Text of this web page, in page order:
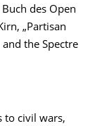
des Open
„Partisan
the Spectre
to civil wars,